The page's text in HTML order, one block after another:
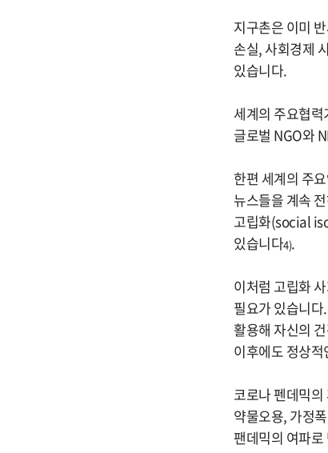
지구촌은 이미
손실, 사회경제
있습니다.
세계의 주요협
글로벌 NGO와
한편 세계의 주
뉴스들을 계속
고립화(social
있습니다4).
이처럼 고립화
필요가 있습니
활용해 자신의
이후에도 정상
코로나 펜데믹
약물오용, 가정
팬데믹의 여파